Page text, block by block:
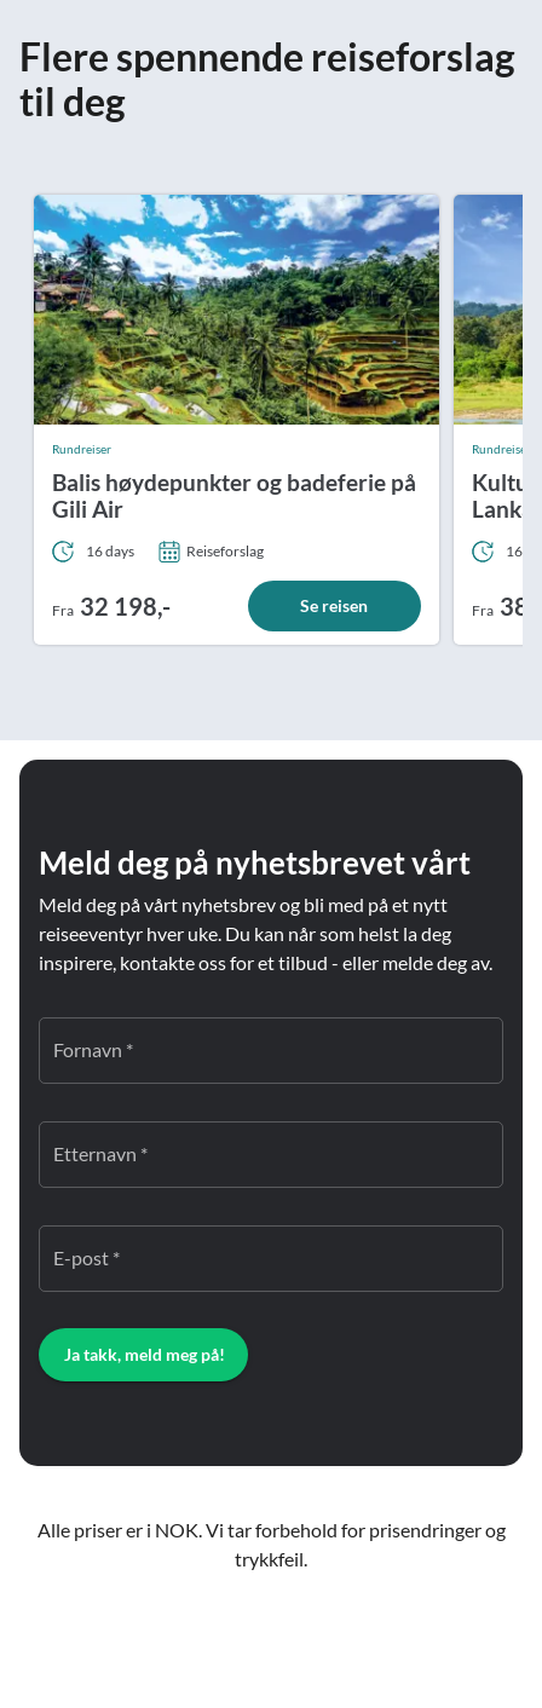
Flere spennende reiseforslag
til deg
Rundreiser
Balis høydepunkter og badeferie på
Gili Air
16 days Reiseforslag
Fra 32 198,- Se reisen
Rundreiser
Kultur
16
Fra 38
Meld deg på nyhetsbrevet vårt
Meld deg på vårt nyhetsbrev og bli med på et nytt
reiseeventyr hver uke. Du kan når som helst la deg
inspirere, kontakte oss for et tilbud - eller melde deg av.
Fornavn *
Etternavn *
E-post *
Ja takk, meld meg på!
Alle priser er i NOK. Vi tar forbehold for prisendringer og
trykkfeil.